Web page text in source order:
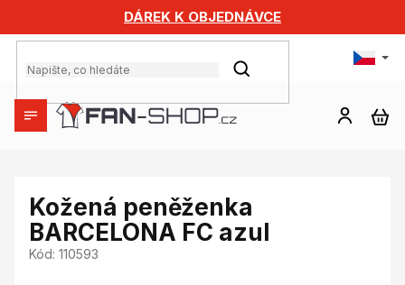
obsah
DÁREK K OBJEDNÁVCE
HLEDAT
Kožená peněženka
BARCELONA FC azul
Kód: 110593